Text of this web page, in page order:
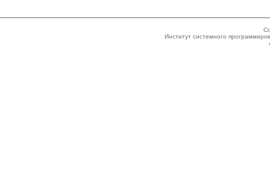
Институт системного